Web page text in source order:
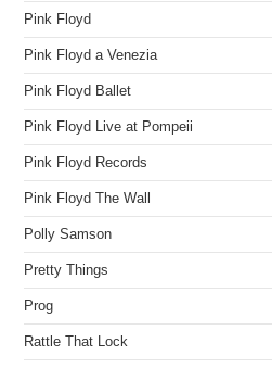
Pink Floyd
Pink Floyd a Venezia
Pink Floyd Ballet
Pink Floyd Live at Pompeii
Pink Floyd Records
Pink Floyd The Wall
Polly Samson
Pretty Things
Prog
Rattle That Lock